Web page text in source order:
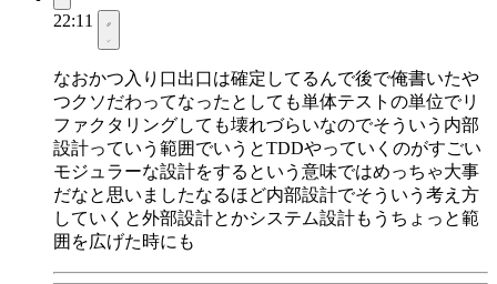
22:11
なおかつ入り口出口は確定してるんで後で俺書いたや
つクソだわってなったとしても単体テストの単位でリ
ファクタリングしても壊れづらいなのでそういう内部
設計っていう範囲でいうとTDDやっていくのがすごい
モジュラーな設計をするという意味ではめっちゃ大事
だなと思いましたなるほど内部設計でそういう考え方
していくと外部設計とかシステム設計もうちょっと範
囲を広げた時にも